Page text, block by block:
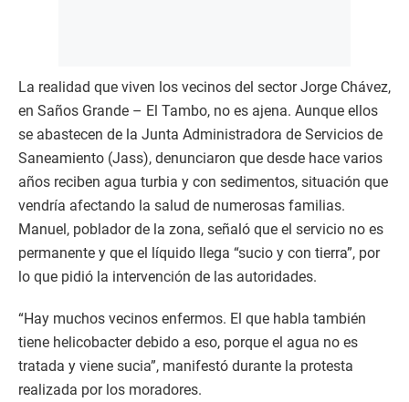
La realidad que viven los vecinos del sector Jorge Chávez,
en Saños Grande – El Tambo, no es ajena. Aunque ellos
se abastecen de la Junta Administradora de Servicios de
Saneamiento (Jass), denunciaron que desde hace varios
años reciben agua turbia y con sedimentos, situación que
vendría afectando la salud de numerosas familias.
Manuel, poblador de la zona, señaló que el servicio no es
permanente y que el líquido llega “sucio y con tierra”, por
lo que pidió la intervención de las autoridades.
“Hay muchos vecinos enfermos. El que habla también
tiene helicobacter debido a eso, porque el agua no es
tratada y viene sucia”, manifestó durante la protesta
realizada por los moradores.